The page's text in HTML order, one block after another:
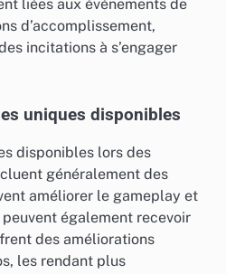
liées aux événements de
d’accomplissement,
incitations à s’engager
uniques disponibles
disponibles lors des
généralement des
améliorer le gameplay et
également recevoir
des améliorations
les rendant plus